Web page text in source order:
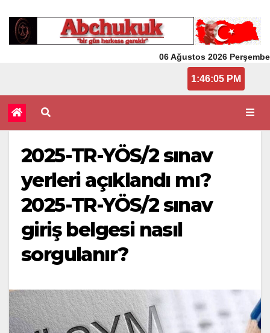
06 Ağustos 2026 Perşembe
1:46:05 PM
2025-TR-YÖS/2 sınav
yerleri açıklandı mı?
2025-TR-YÖS/2 sınav
giriş belgesi nasıl
sorgulanır?